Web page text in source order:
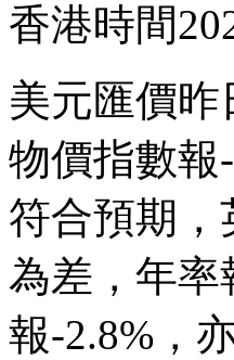
香港時間
美元匯價昨
物價指數報
符合預期，
為差，年率
報-2.8% ，